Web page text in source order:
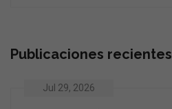
Publicaciones recientes
Jul 29, 2026